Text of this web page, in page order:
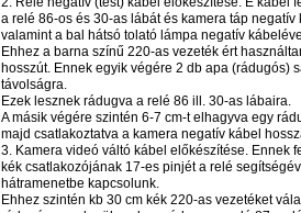
a relé 86-os és 30-as lábát és kamera táp negatív
valamint a bal hátsó tolató lámpa negatív
Ehhez a barna színű 220-as vezeték ért
hosszút. Ennek egyik végére 2 db apa (rádugós)
távolságra.
Ezek lesznek rádugva a relé 86 ill. 30-as lábaira.
A másik végére szintén 6-7 cm-t elhagyva egy
majd csatlakoztatva a kamera negatív kábel
3. Kamera videó váltó kábel előkészítése. Ennek
kék csatlakozójának 17-es pinjét a relé
hátramenetbe kapcsolunk.
Ehhez szintén kb 30 cm kék 220-as vezetéket